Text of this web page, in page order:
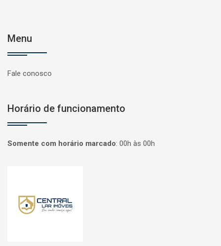
Menu
Fale conosco
Horário de funcionamento
Somente com horário marcado: 00h às 00h